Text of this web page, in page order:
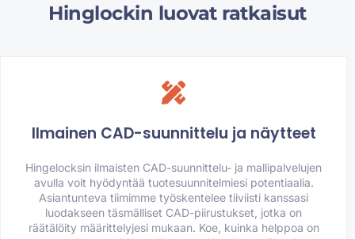
Hinglockin luovat ratkaisut
Ilmainen CAD-suunnittelu ja näytteet
Hingelocksin ilmaisten CAD-suunnittelu- ja mallipalvelujen
avulla voit hyödyntää tuotesuunnitelmiesi potentiaalia.
Asiantunteva tiimimme työskentelee tiiviisti kanssasi
luodakseen täsmälliset CAD-piirustukset, jotka on
räätälöity määrittelyjesi mukaan. Koe, kuinka helppoa on